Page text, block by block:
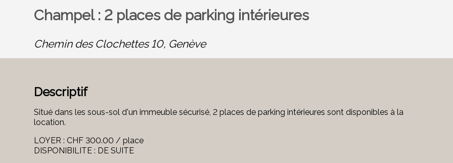
Champel : 2 places de parking intérieures
Chemin des Clochettes 10, Genève
Descriptif
Situé dans les sous-sol d'un immeuble sécurisé, 2 places de parking intérieures sont disponibles à la
location.
LOYER : CHF 300.00 / place
DISPONIBILITE : DE SUITE